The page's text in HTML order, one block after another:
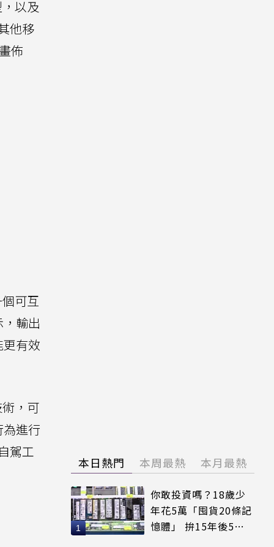
以及
他移
佈
可互
輸出
有效
，可
進行
駕工
本日熱門 本周最熱 本月最熱
你敢投資嗎？18歲少
年花5萬「囤貨20條記
憶體」 拚15年後5倍